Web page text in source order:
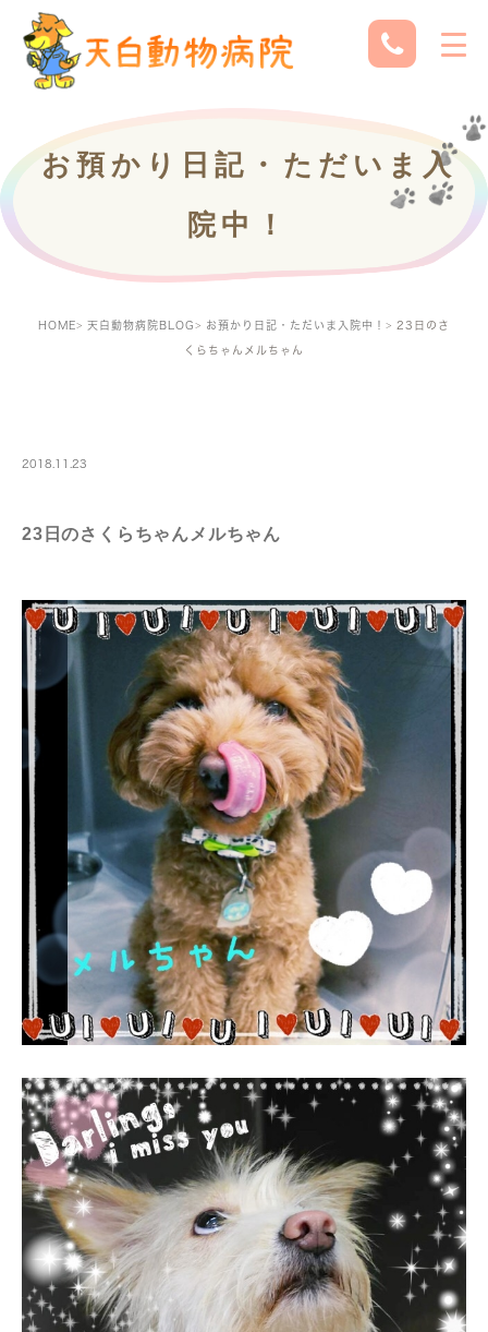
お預かり日記・ただいま入
院中！
HOME 天白動物病院BLOG お預かり日記・ただいま入院中！ 23日のさ
くらちゃんメルちゃん
2018.11.23
23日のさくらちゃんメルちゃん